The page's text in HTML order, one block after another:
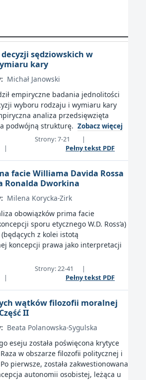
sędziowskich w
kary
Michał Janowski
empiryczne badania jednolitości
wyboru rodzaju i wymiaru kary
analiza przedsięwzięta
podwójną strukturę. Zobacz więcej
Strony: 7-21
|
| Pełny tekst PDF
facie Williama Davida Rossa
Ronalda Dworkina
Milena Korycka-Zirk
obowiązków prima facie
sporu etycznego W.D. Ross’a)
z kolei istotą
koncepcji prawa jako interpretacji
Strony: 22-41
|
| Pełny tekst PDF
wątków filozofii moralnej
II
Beata Polanowska-Sygulska
eseju została poświęcona krytyce
w obszarze filozofii politycznej i
pierwsze, została zakwestionowana
autonomii osobistej, leżąca u